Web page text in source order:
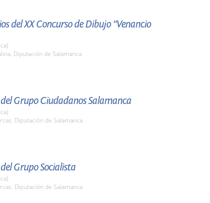
del XX Concurso de Dibujo "Venancio
Diputación de Salamanca
Grupo Ciudadanos Salamanca
Diputación de Salamanca
Grupo Socialista
Diputación de Salamanca